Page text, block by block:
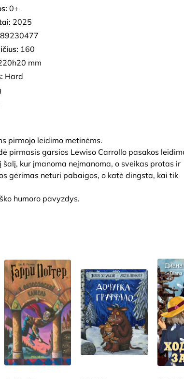
0+
2025
160
mm
Hard
pirmojo leidimo metinėms.
pirmasis garsios Lewiso Carrollo pasakos
kur įmanoma neįmanoma, o sveikas protas ir
gėrimas neturi pabaigos, o katė dingsta, kai tik
humoro pavyzdys.